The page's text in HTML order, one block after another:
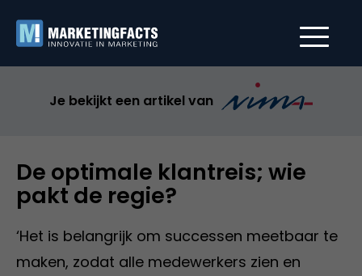
Je bekijkt een artikel van
De optimale klantreis; wie
pakt de regie?
‘Het is belangrijk om successen meetbaar te
maken, zodat alle medewerkers zien en